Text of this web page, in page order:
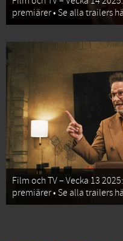
premiärer • Se alla trailers
Film och TV – Vecka 13
premiärer • Se alla trailers